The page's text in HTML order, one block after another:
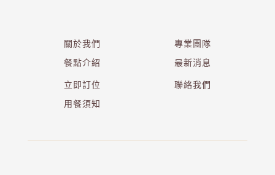
關於我們
餐點介紹
專業團隊
最新消息
立即訂位
用餐須知
聯絡我們